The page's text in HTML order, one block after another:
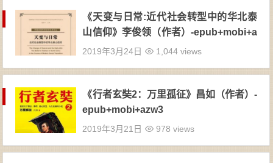
《天变与日常:近代社会转型中的华北泰
山信仰》李俊领（作者）-epub+mobi+a
zw3
2019年3月24日 1,044 views
《行者玄奘2：万里孤征》昌如（作者）-
epub+mobi+azw3
2019年3月21日 978 views